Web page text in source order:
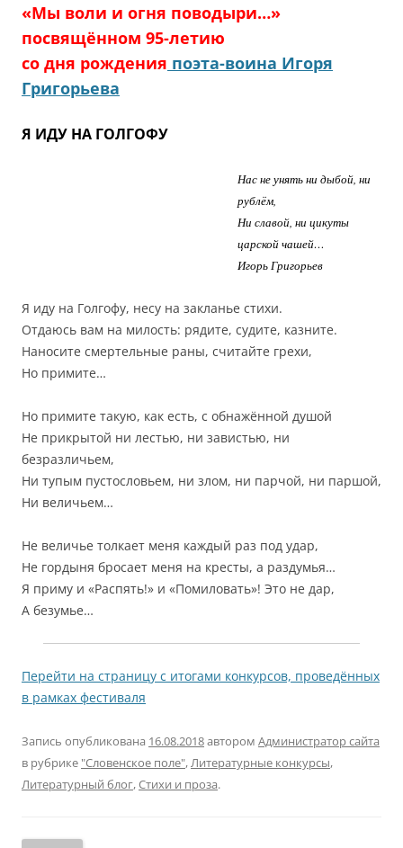
«Мы воли и огня поводыри…»
посвящённом 95-летию
со дня рождения поэта-воина Игоря
Григорьева
Я ИДУ НА ГОЛГОФУ
Нас не унять ни дыбой, ни
рублём,
Ни славой, ни цикуты
царской чашей…
Игорь Григорьев
Я иду на Голгофу, несу на закланье стихи.
Отдаюсь вам на милость: рядите, судите, казните.
Наносите смертельные раны, считайте грехи,
Но примите…
Но примите такую, как есть, с обнажённой душой
Не прикрытой ни лестью, ни завистью, ни
безразличьем,
Ни тупым пустословьем, ни злом, ни парчой, ни паршой,
Ни величьем…
Не величье толкает меня каждый раз под удар,
Не гордыня бросает меня на кресты, а раздумья…
Я приму и «Распять!» и «Помиловать»! Это не дар,
А безумье…
Перейти на страницу с итогами конкурсов, проведённых
в рамках фестиваля
Запись опубликована 16.08.2018автором Администратор сайта
в рубрике "Словенское поле",Литературные конкурсы,
Литературный блог,Стихи и проза.